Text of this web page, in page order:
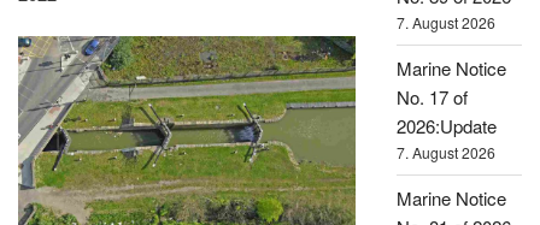
7. August 2026
Marine Notice
No. 17 of
2026:Update
7. August 2026
Marine Notice